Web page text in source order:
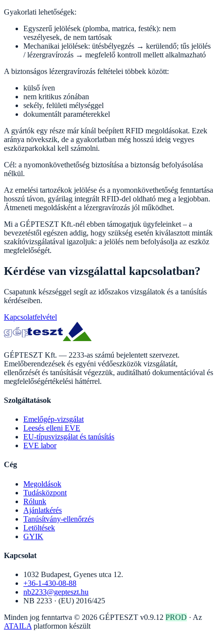
Gyakorlati lehetőségek:
Egyszerű jelölések (plomba, matrica, festék): nem
veszélyesek, de nem tartósak
Mechanikai jelölések: ütésbélyegzés → kerülendő; tűs jelölés
/ lézergravírozás → megfelelő kontroll mellett alkalmazható
A biztonságos lézergravírozás feltételei többek között:
külső íven
nem kritikus zónában
sekély, felületi mélységgel
dokumentált paraméterekkel
A gyártók egy része már kínál beépített RFID megoldásokat. Ezek
aránya növekszik, de a gyakorlatban még hosszú ideig vegyes
eszközparkokkal kell számolni.
Cél: a nyomonkövethetőség biztosítása a biztonság befolyásolása
nélkül.
Az emelési tartozékok jelölése és a nyomonkövethetőség fenntartása
hosszú távon, gyárilag integrált RFID-del oldható meg a legjobban.
Átmeneti megoldásként a lézergravírozás jól működhet.
Mi a GÉPTESZT Kft.-nél ebben támogatjuk ügyfeleinket – a
bevezetéstől egészen addig, hogy szükség esetén kiválasztott minták
szakítóvizsgálatával igazoljuk: a jelölés nem befolyásolja az eszköz
megfelelőségét.
Kérdése van vizsgálattal kapcsolatban?
Csapatunk készséggel segít az időszakos vizsgálatok és a tanúsítás
kérdéseiben.
Kapcsolatfelvétel
GÉPTESZT Kft. — 2233-as számú bejelentett szervezet.
Emelőberendezések és egyéni védőeszközök vizsgálatát,
ellenőrzését és tanúsítását végezzük, auditálható dokumentációval és
megfelelőségértékelési háttérrel.
Szolgáltatások
Emelőgép-vizsgálat
Leesés elleni EVE
EU-típusvizsgálat és tanúsítás
EVE labor
Cég
Megoldások
Tudásközpont
Rólunk
Ajánlatkérés
Tanúsítvány-ellenőrzés
Letöltések
GYIK
Kapcsolat
1032 Budapest, Gyenes utca 12.
+36-1-430-08-88
nb2233@gepteszt.hu
NB 2233 · (EU) 2016/425
Minden jog fenntartva © 2026 GÉPTESZT v0.9.12 PROD · Az
ATAILA platformon készült